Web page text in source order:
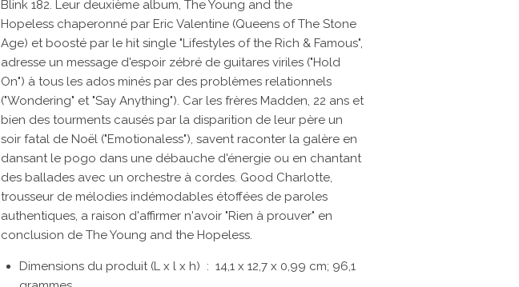
Blink 182. Leur deuxième album, The Young and the
Hopeless chaperonné par Eric Valentine (Queens of The Stone
Age) et boosté par le hit single "Lifestyles of the Rich & Famous",
adresse un message d'espoir zébré de guitares viriles ("Hold
On") à tous les ados minés par des problèmes relationnels
("Wondering" et "Say Anything"). Car les frères Madden, 22 ans et
bien des tourments causés par la disparition de leur père un
soir fatal de Noël ("Emotionaless"), savent raconter la galère en
dansant le pogo dans une débauche d'énergie ou en chantant
des ballades avec un orchestre à cordes. Good Charlotte,
trousseur de mélodies indémodables étoffées de paroles
authentiques, a raison d'affirmer n'avoir "Rien à prouver" en
conclusion de The Young and the Hopeless.
Dimensions du produit (L x l x h) ‏ : ‎ 14,1 x 12,7 x 0,99 cm; 96,1